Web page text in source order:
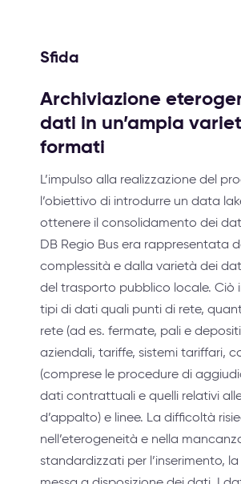
Sfida
Archiviazione
dati in un’ampia
formati
L’impulso alla realizzazione del
l’obiettivo di introdurre un data
ottenere il consolidamento dei
DB Regio Bus era rappresentata
complessità e dalla varietà dei
del trasporto pubblico locale. Ciò
tipi di dati quali punti di rete,
rete (ad es. fermate, pali e
aziendali, tariffe, sistemi tariffari,
(comprese le procedure di
dati contrattuali e quelli relativi
d’appalto) e linee. La difficoltà
nell’eterogeneità e nella
standardizzati per l’inserimento,